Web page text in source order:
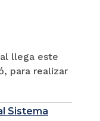
llega este
para realizar
Sistema